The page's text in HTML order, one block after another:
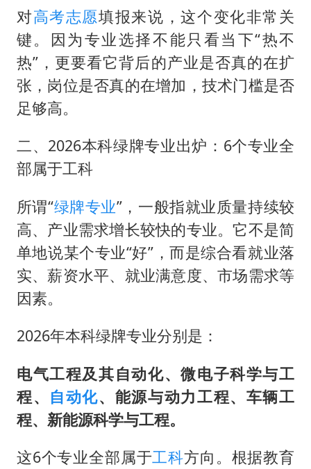
对高考志愿填报来说，这个变化非常关
键。因为专业选择不能只看当下“热不
热”，更要看它背后的产业是否真的在扩
张，岗位是否真的在增加，技术门槛是否
足够高。
二、2026本科绿牌专业出炉：6个专业全
部属于工科
所谓“绿牌专业”，一般指就业质量持续较
高、产业需求增长较快的专业。它不是简
单地说某个专业“好”，而是综合看就业落
实、薪资水平、就业满意度、市场需求等
因素。
2026年本科绿牌专业分别是：
电气工程及其自动化、微电子科学与工
程、 自动化、能源与动力工程、车辆工
程、新能源科学与工程。
这6个专业全部属于工科方向。根据教育